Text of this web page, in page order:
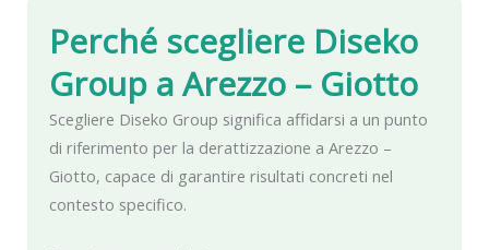
Perché scegliere Diseko
Group a Arezzo – Giotto
Scegliere Diseko Group significa affidarsi a un punto
di riferimento per la derattizzazione a Arezzo –
Giotto, capace di garantire risultati concreti nel
contesto specifico.